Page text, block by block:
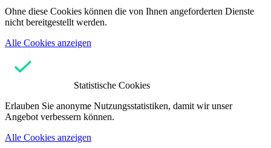
Ohne diese Cookies können die von Ihnen angeforderten Dienste
nicht bereitgestellt werden.
Alle Cookies anzeigen
Statistische Cookies
Erlauben Sie anonyme Nutzungsstatistiken, damit wir unser
Angebot verbessern können.
Alle Cookies anzeigen